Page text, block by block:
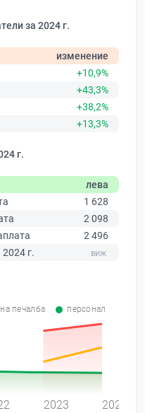
за 2024 г.
изменение
+10,9%
+43,3%
+38,2%
+13,3%
г.
лева
1 628
2 098
2 496
г.
печалба персонал
2023 2024